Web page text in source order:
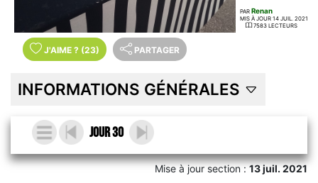
PAR Renan
MIS À JOUR 14 JUIL. 2021
7583 LECTEURS
J'AIME ? (23) PARTAGER
INFORMATIONS GÉNÉRALES
Jour 30
Mise à jour section :13 juil. 2021